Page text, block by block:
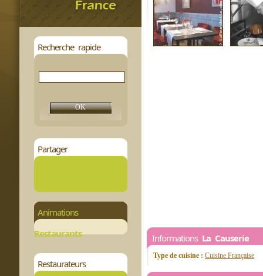
Recherche rapide
Partager
Animations
Restaurants
Restaurateurs
Informations La Causerie
Type de cuisine : Cuisine Française